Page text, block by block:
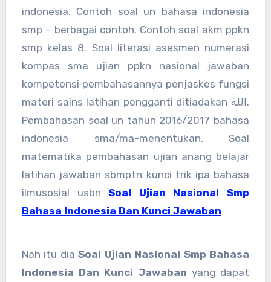
indonesia. Contoh soal un bahasa indonesia
smp – berbagai contoh. Contoh soal akm ppkn
smp kelas 8. Soal literasi asesmen numerasi
kompas sma ujian ppkn nasional jawaban
kompetensi pembahasannya penjaskes fungsi
materi sains latihan pengganti ditiadakan الله.
Pembahasan soal un tahun 2016/2017 bahasa
indonesia sma/ma-menentukan. Soal
matematika pembahasan ujian anang belajar
latihan jawaban sbmptn kunci trik ipa bahasa
ilmusosial usbnSoal Ujian Nasional Smp
Bahasa Indonesia Dan Kunci Jawaban
Nah itu diaSoal Ujian Nasional Smp Bahasa
Indonesia Dan Kunci Jawaban yang dapat